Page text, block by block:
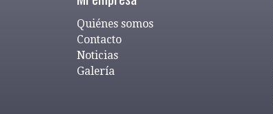
Quiénes somos
Contacto
Noticias
Galería